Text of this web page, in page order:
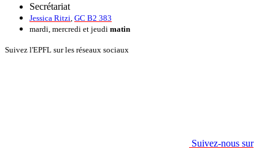
Secrétariat
Jessica Ritzi GC B2 383
mardi, mercredi et jeudi matin
Suivez l'EPFL sur les réseaux sociaux
Suivez-nous sur